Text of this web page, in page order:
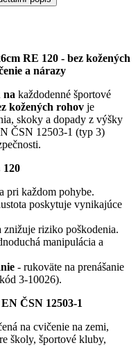
RE 120 - bez kožených
a nárazy
na každodenné športové
kožených rohov je
skoky a dopady z výšky
ČSN 12503-1 (typ 3)
pri každom pohybe.
poskytuje vynikajúce
znižuje riziko poškodenia.
manipulácia a
- rukoväte na prenášanie
3-10026).
ČSN 12503-1
na cvičenie na zemi,
školy, športové kluby,